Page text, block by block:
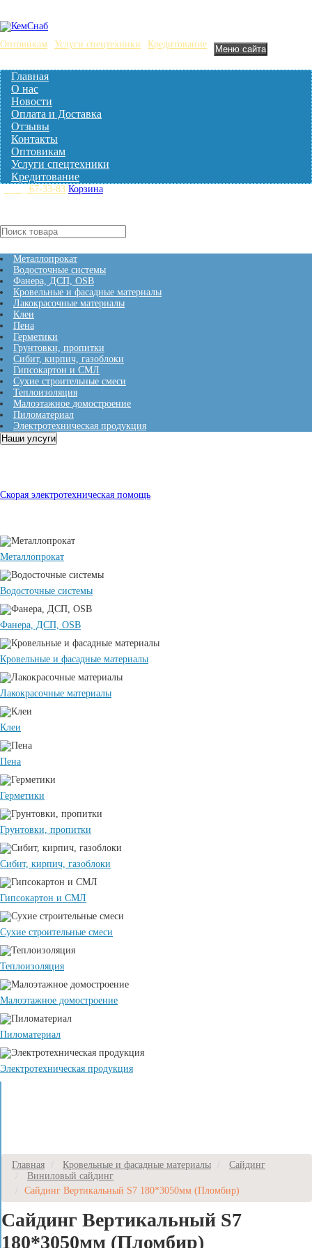
Оптовикам Услуги спецтехники Кредитование Меню сайта
Главная
О нас
Новости
Оплата и Доставка
Отзывы
Контакты
Оптовикам
Услуги спецтехники
Кредитование
67-33-83 Корзина
Металлопрокат
Водосточные системы
Фанера, ДСП, OSB
Кровельные и фасадные материалы
Лакокрасочные материалы
Клеи
Пена
Герметики
Грунтовки, пропитки
Сибит, кирпич, газоблоки
Гипсокартон и СМЛ
Сухие строительные смеси
Теплоизоляция
Малоэтажное домостроение
Пиломатериал
Электротехническая продукция
Наши улсуги
Скорая электротехническая помощь
Металлопрокат
Водосточные системы
Фанера, ДСП, OSB
Кровельные и фасадные материалы
Лакокрасочные материалы
Клеи
Пена
Герметики
Грунтовки, пропитки
Сибит, кирпич, газоблоки
Гипсокартон и СМЛ
Сухие строительные смеси
Теплоизоляция
Малоэтажное домостроение
Пиломатериал
Электротехническая продукция
Главная Кровельные и фасадные материалы
Сайдинг
Виниловый сайдинг
Сайдинг Вертикальный S7 180*3050мм (Пломбир)
Сайдинг Вертикальный S7
180*3050мм (Пломбир)